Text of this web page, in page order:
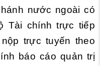
nước ngoài có
Tài chính trực tiếp
trực tuyến theo
báo cáo quản trị